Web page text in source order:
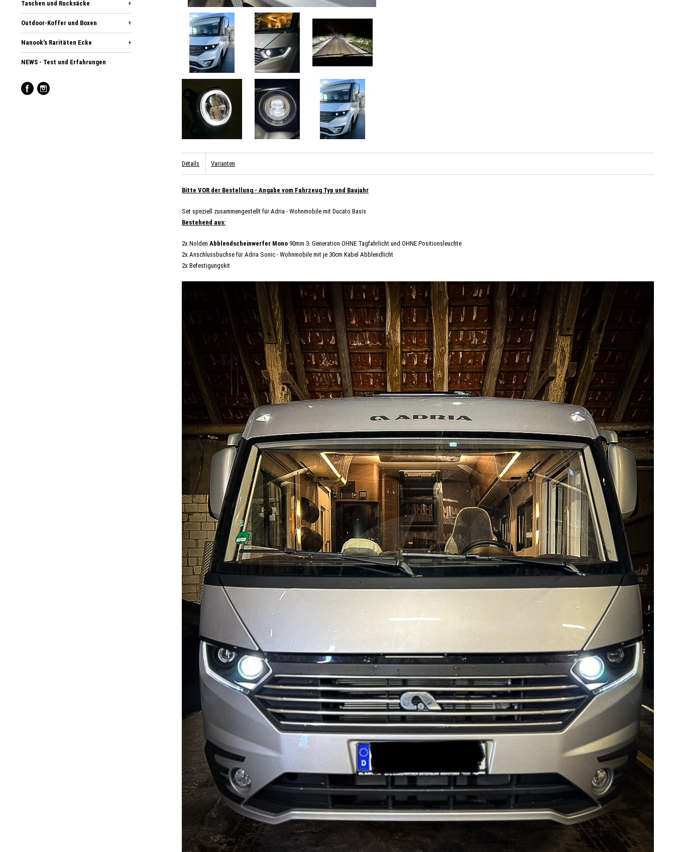
Taschen und Rucksäcke +
Outdoor-Koffer und Boxen +
Nanook's Raritäten Ecke +
NEWS - Test und Erfahrungen
Details Varianten
Bitte VOR der Bestellung - Angabe vom Fahrzeug Typ und Baujahr
Set speziell zusammengestellt für Adria - Wohnmobile mit Ducato Basis
Bestehend aus:
2x Nolden Abblendscheinwerfer Mono 90mm 3. Generation OHNE Tagfahrlicht und OHNE Positionsleuchte
2x Anschlussbuchse für Adria Sonic - Wohnmobile mit je 30cm Kabel Abblendlicht
2x Befestigungskit